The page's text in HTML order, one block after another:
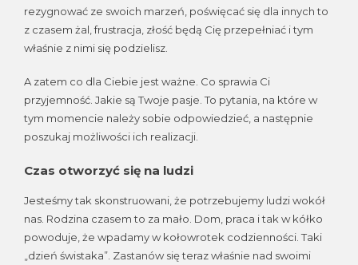
rezygnować ze swoich marzeń, poświęcać się dla innych to
z czasem żal, frustracja, złość będą Cię przepełniać i tym
właśnie z nimi się podzielisz.
A zatem co dla Ciebie jest ważne. Co sprawia Ci
przyjemność. Jakie są Twoje pasje. To pytania, na które w
tym momencie należy sobie odpowiedzieć, a następnie
poszukaj możliwości ich realizacji.
Czas otworzyć się na ludzi
Jesteśmy tak skonstruowani, że potrzebujemy ludzi wokół
nas. Rodzina czasem to za mało. Dom, praca i tak w kółko
powoduje, że wpadamy w kołowrotek codzienności. Taki
„dzień świstaka”. Zastanów się teraz właśnie nad swoimi